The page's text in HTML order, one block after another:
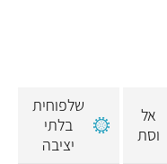
אל
וסת
שלפוחית
בלתי
יציבה